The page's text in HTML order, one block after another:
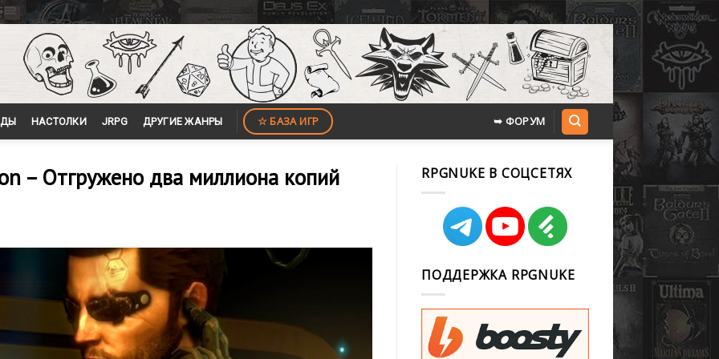
НАСТОЛКИ JRPG ДРУГИЕ ЖАНРЫ ☆ БАЗА ИГР ➥ ФОРУМ
– Отгружено два миллиона копий RPGNUKE В СОЦСЕТЯХ
ПОДДЕРЖКА RPGNUKE